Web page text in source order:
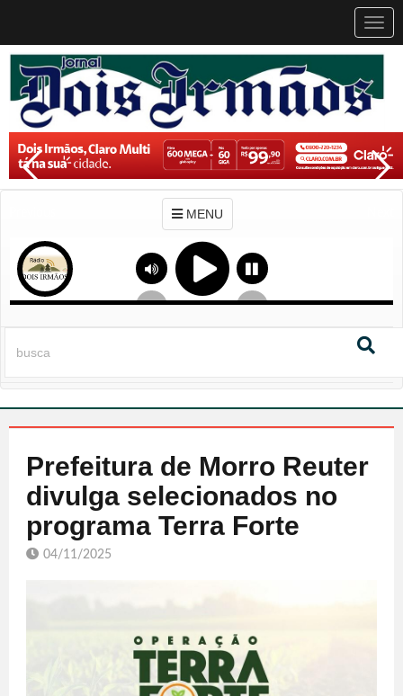
MENU
Prefeitura de Morro Reuter
divulga selecionados no
programa Terra Forte
04/11/2025